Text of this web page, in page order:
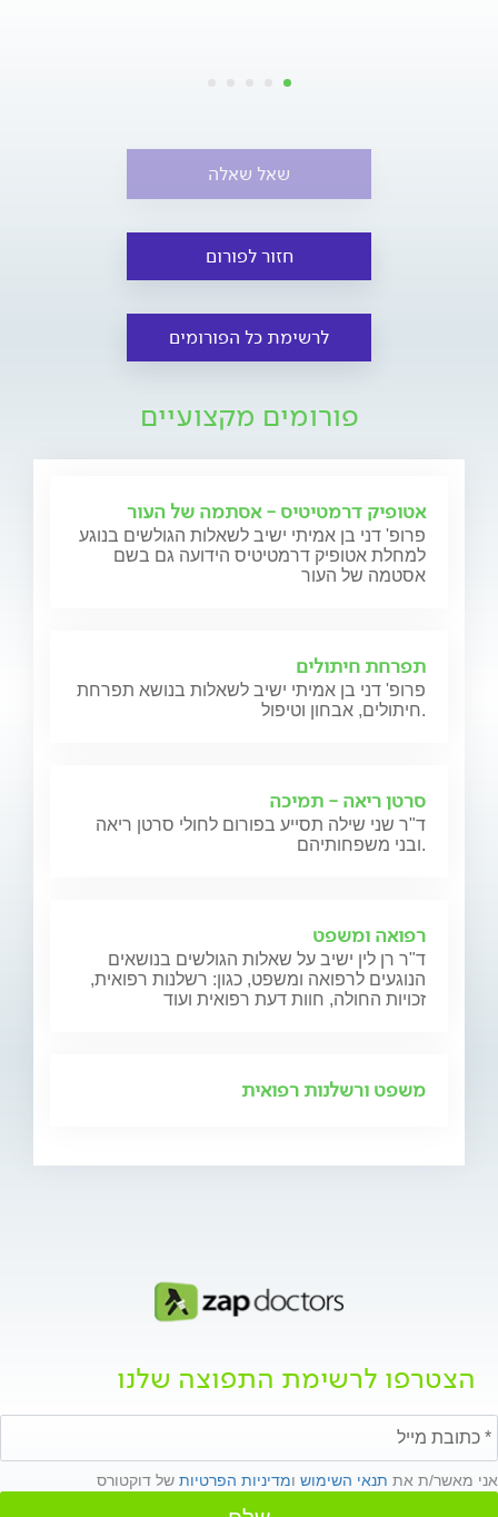
שאל שאלה
חזור לפורום
לרשימת כל הפורומים
פורומים מקצועיים
אטופיק דרמטיטיס - אסתמה של העור
פרופ' דני בן אמיתי ישיב לשאלות הגולשים בנוגע
למחלת אטופיק דרמטיטיס הידועה גם בשם
אסטמה של העור
תפרחת חיתולים
פרופ' דני בן אמיתי ישיב לשאלות בנושא תפרחת
חיתולים, אבחון וטיפול.
סרטן ריאה - תמיכה
ד"ר שני שילה תסייע בפורום לחולי סרטן ריאה
ובני משפחותיהם.
רפואה ומשפט
ד"ר רן לין ישיב על שאלות הגולשים בנושאים
הנוגעים לרפואה ומשפט, כגון: רשלנות רפואית,
זכויות החולה, חוות דעת רפואית ועוד
משפט ורשלנות רפואית
הצטרפו לרשימת התפוצה שלנו
אני מאשר/ת את תנאי השימוש ומדיניות הפרטיות של דוקטורס